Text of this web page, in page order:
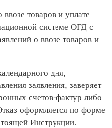
товаров и уплате
системе ОГД с
о ввозе товаров и
дня,
заявления, заверяет
счетов-фактур либо
оформляется по форме
Инструкции.